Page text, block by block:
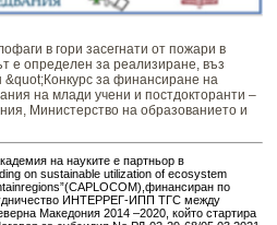
в гори засегнати от пожари в
е определен за реализиране, въз
за финансиране на
на млади учени и постдокторанти –
Министерство на образованието и
на науките е партньор в
on sustainable utilization of ecosystem
по
ИНТЕРРЕГ-ИПП ТГС между
Македония 2014 –2020, който стартира